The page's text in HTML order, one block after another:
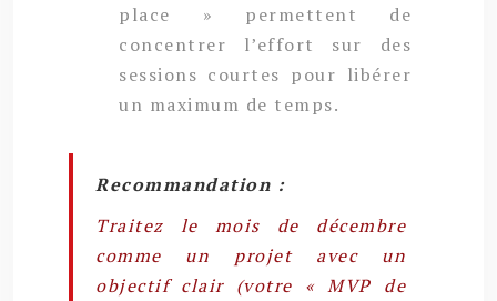
place » permettent de
concentrer l’effort sur des
sessions courtes pour libérer
un maximum de temps.
Recommandation :
Traitez le mois de décembre
comme un projet avec un
objectif clair (votre « MVP de